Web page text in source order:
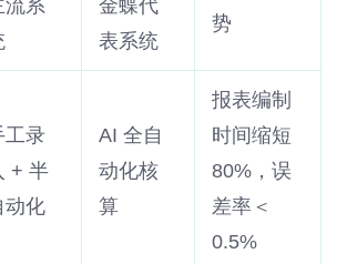
流系
金蝶代
表系统
势
工录
+ 半
动化
AI 全自
动化核
算
报表编制
时间缩短
80%，误
差率＜
0.5%